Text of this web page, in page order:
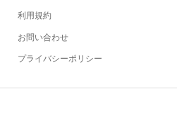
利用規約
お問い合わせ
プライバシーポリシー